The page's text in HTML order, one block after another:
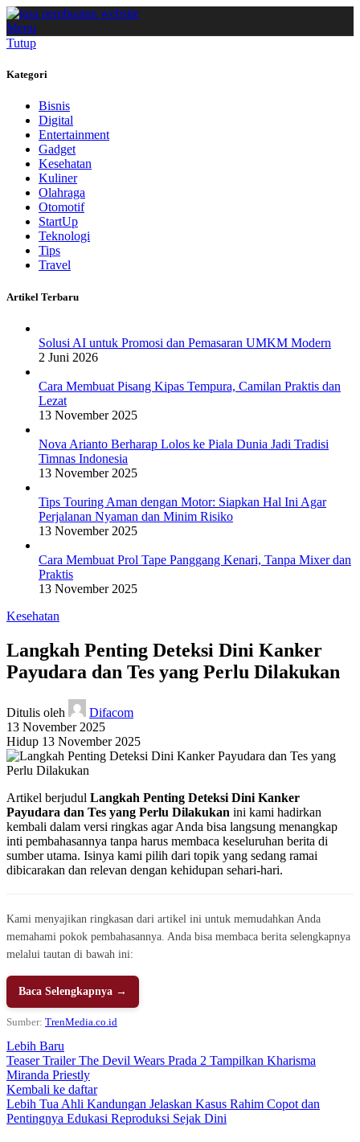
Menu
Tutup
Kategori
Bisnis
Digital
Entertainment
Gadget
Kesehatan
Kuliner
Olahraga
Otomotif
StartUp
Teknologi
Tips
Travel
Artikel Terbaru
Solusi AI untuk Promosi dan Pemasaran UMKM Modern
2 Juni 2026
Cara Membuat Pisang Kipas Tempura, Camilan Praktis dan
Lezat
13 November 2025
Nova Arianto Berharap Lolos ke Piala Dunia Jadi Tradisi
Timnas Indonesia
13 November 2025
Tips Touring Aman dengan Motor: Siapkan Hal Ini Agar
Perjalanan Nyaman dan Minim Risiko
13 November 2025
Cara Membuat Prol Tape Panggang Kenari, Tanpa Mixer dan
Praktis
13 November 2025
Kesehatan
Langkah Penting Deteksi Dini Kanker
Payudara dan Tes yang Perlu Dilakukan
Ditulis oleh
Difacom
13 November 2025
Hidup 13 November 2025
Artikel berjudul Langkah Penting Deteksi Dini Kanker
Payudara dan Tes yang Perlu Dilakukan ini kami hadirkan
kembali dalam versi ringkas agar Anda bisa langsung menangkap
inti pembahasannya tanpa harus membaca keseluruhan berita di
sumber utama. Isinya kami pilih dari topik yang sedang ramai
dibicarakan dan relevan dengan kehidupan sehari-hari.
Kami menyajikan ringkasan dari artikel ini untuk memudahkan Anda
memahami pokok pembahasannya. Anda bisa membaca berita selengkapnya
melalui tautan di bawah ini:
Baca Selengkapnya →
Sumber: TrenMedia.co.id
Lebih Baru
Teaser Trailer The Devil Wears Prada 2 Tampilkan Kharisma
Miranda Priestly
Kembali ke daftar
Lebih Tua Ahli Kandungan Jelaskan Kasus Rahim Copot dan
Pentingnya Edukasi Reproduksi Sejak Dini